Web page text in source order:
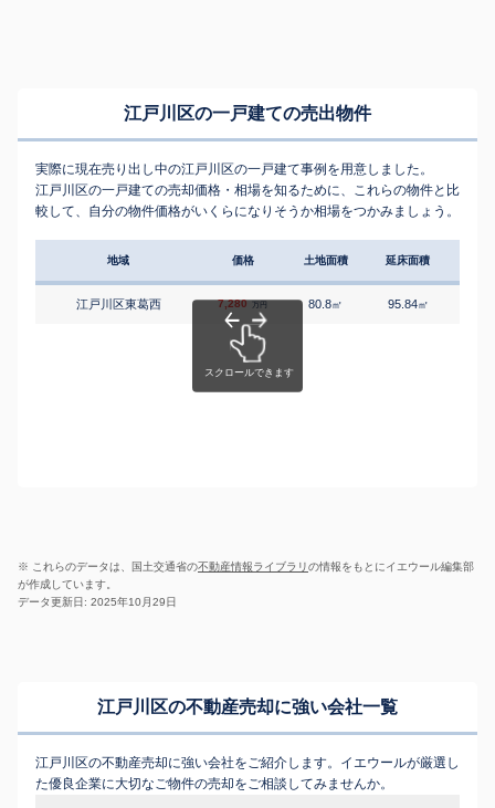
江戸川区の一戸建ての売出物件
実際に現在売り出し中の江戸川区の一戸建て事例を用意しました。
江戸川区の一戸建ての売却価格・相場を知るために、これらの物件と比
較して、自分の物件価格がいくらになりそうか相場をつかみましょう。
地域 価格 土地面積 延床面積
江戸川区東葛西 7,280 万円 80.8㎡ 95.84㎡
※ これらのデータは、国土交通省の不動産情報ライブラリの情報をもとにイエウール編集部
が作成しています。
データ更新日: 2025年10月29日
江戸川区の不動産売却に強い会社一覧
江戸川区の不動産売却に強い会社をご紹介します。イエウールが厳選し
た優良企業に大切なご物件の売却をご相談してみませんか。